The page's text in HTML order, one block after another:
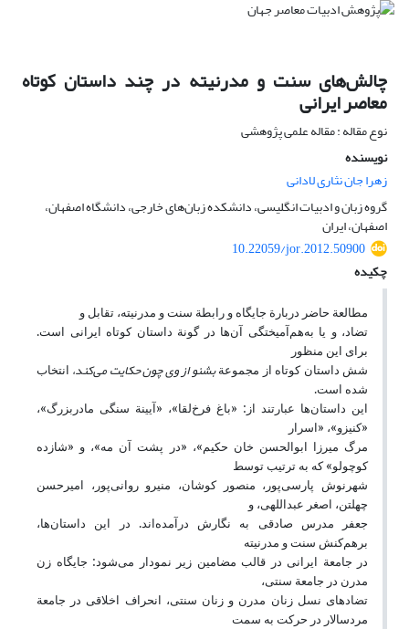
چالش‌های سنت و مدرنیته در چند داستان کوتاه
معاصر ایرانی
نوع مقاله : مقاله علمی پژوهشی
نویسنده
زهرا جان نثاری لادانی
گروه زبان و ادبیات انگلیسی، دانشکده زبان‌های خارجی، دانشگاه اصفهان،
اصفهان، ایران
10.22059/jor.2012.50900
چکیده
مطالعة حاضر دربارة جایگاه و رابطة سنت و مدرنیته، تقابل و
تضاد، و یا به‌هم‌آمیختگی آن‌ها در گونة داستان کوتاه ایرانی است.
برای این منظور
شش داستان کوتاه از مجموعةبشنو از وی چون حکایت می‌کند، انتخاب
شده است.
این داستان‌ها عبارتند از: «باغ فرخلقا»، «آیینة سنگی مادربزرگ»،
«کنیزو»، «اسرار
مرگ میرزا ابوالحسن خان حکیم»، «در پشت آن مه»، و «شازده
کوچولو» که به ترتیب توسط
شهرنوش پارسی‌پور، منصور کوشان، منیرو روانی‌پور، امیرحسن
چهلتن، اصغر عبداللهی، و
جعفر مدرس صادقی به نگارش درآمده‌اند. در این داستان‌ها،
برهم‌کنش سنت و مدرنیته
در جامعة ایرانی در قالب مضامین زیر نمودار می‌شود: جایگاه زن
مدرن در جامعة سنتی،
تضادهای نسل زنان مدرن و زنان سنتی، انحراف اخلاقی در جامعة
مردسالار در حرکت به سمت